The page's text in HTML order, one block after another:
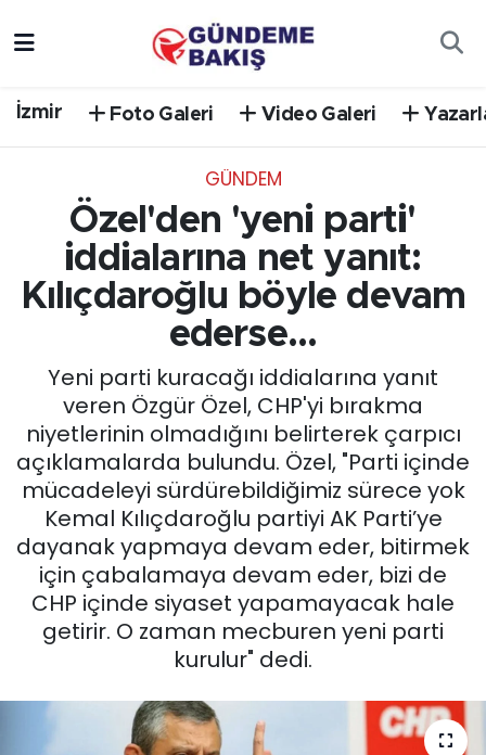
İzmir Foto Galeri Video Galeri
GÜNDEM
Özel'den 'yeni parti'
iddialarına net yanıt:
Kılıçdaroğlu böyle devam
ederse...
Yeni parti kuracağı iddialarına yanıt
veren Özgür Özel, CHP'yi bırakma
niyetlerinin olmadığını belirterek çarpıcı
açıklamalarda bulundu. Özel, "Parti içinde
mücadeleyi sürdürebildiğimiz sürece yok
Kemal Kılıçdaroğlu partiyi AK Parti’ye
dayanak yapmaya devam eder, bitirmek
için çabalamaya devam eder, bizi de
CHP içinde siyaset yapamayacak hale
getirir. O zaman mecburen yeni parti
kurulur" dedi.
DÜNYA
EGE
EĞİTİM
English News
GÜNCEL
KÜLTÜR SANAT
MAGAZİN
POLİTİKA
Siyaset
Trafik Durumu
Süper Lig Puan Durumu ve Fikstür
Tüm Manşetler
Haber Arşivi